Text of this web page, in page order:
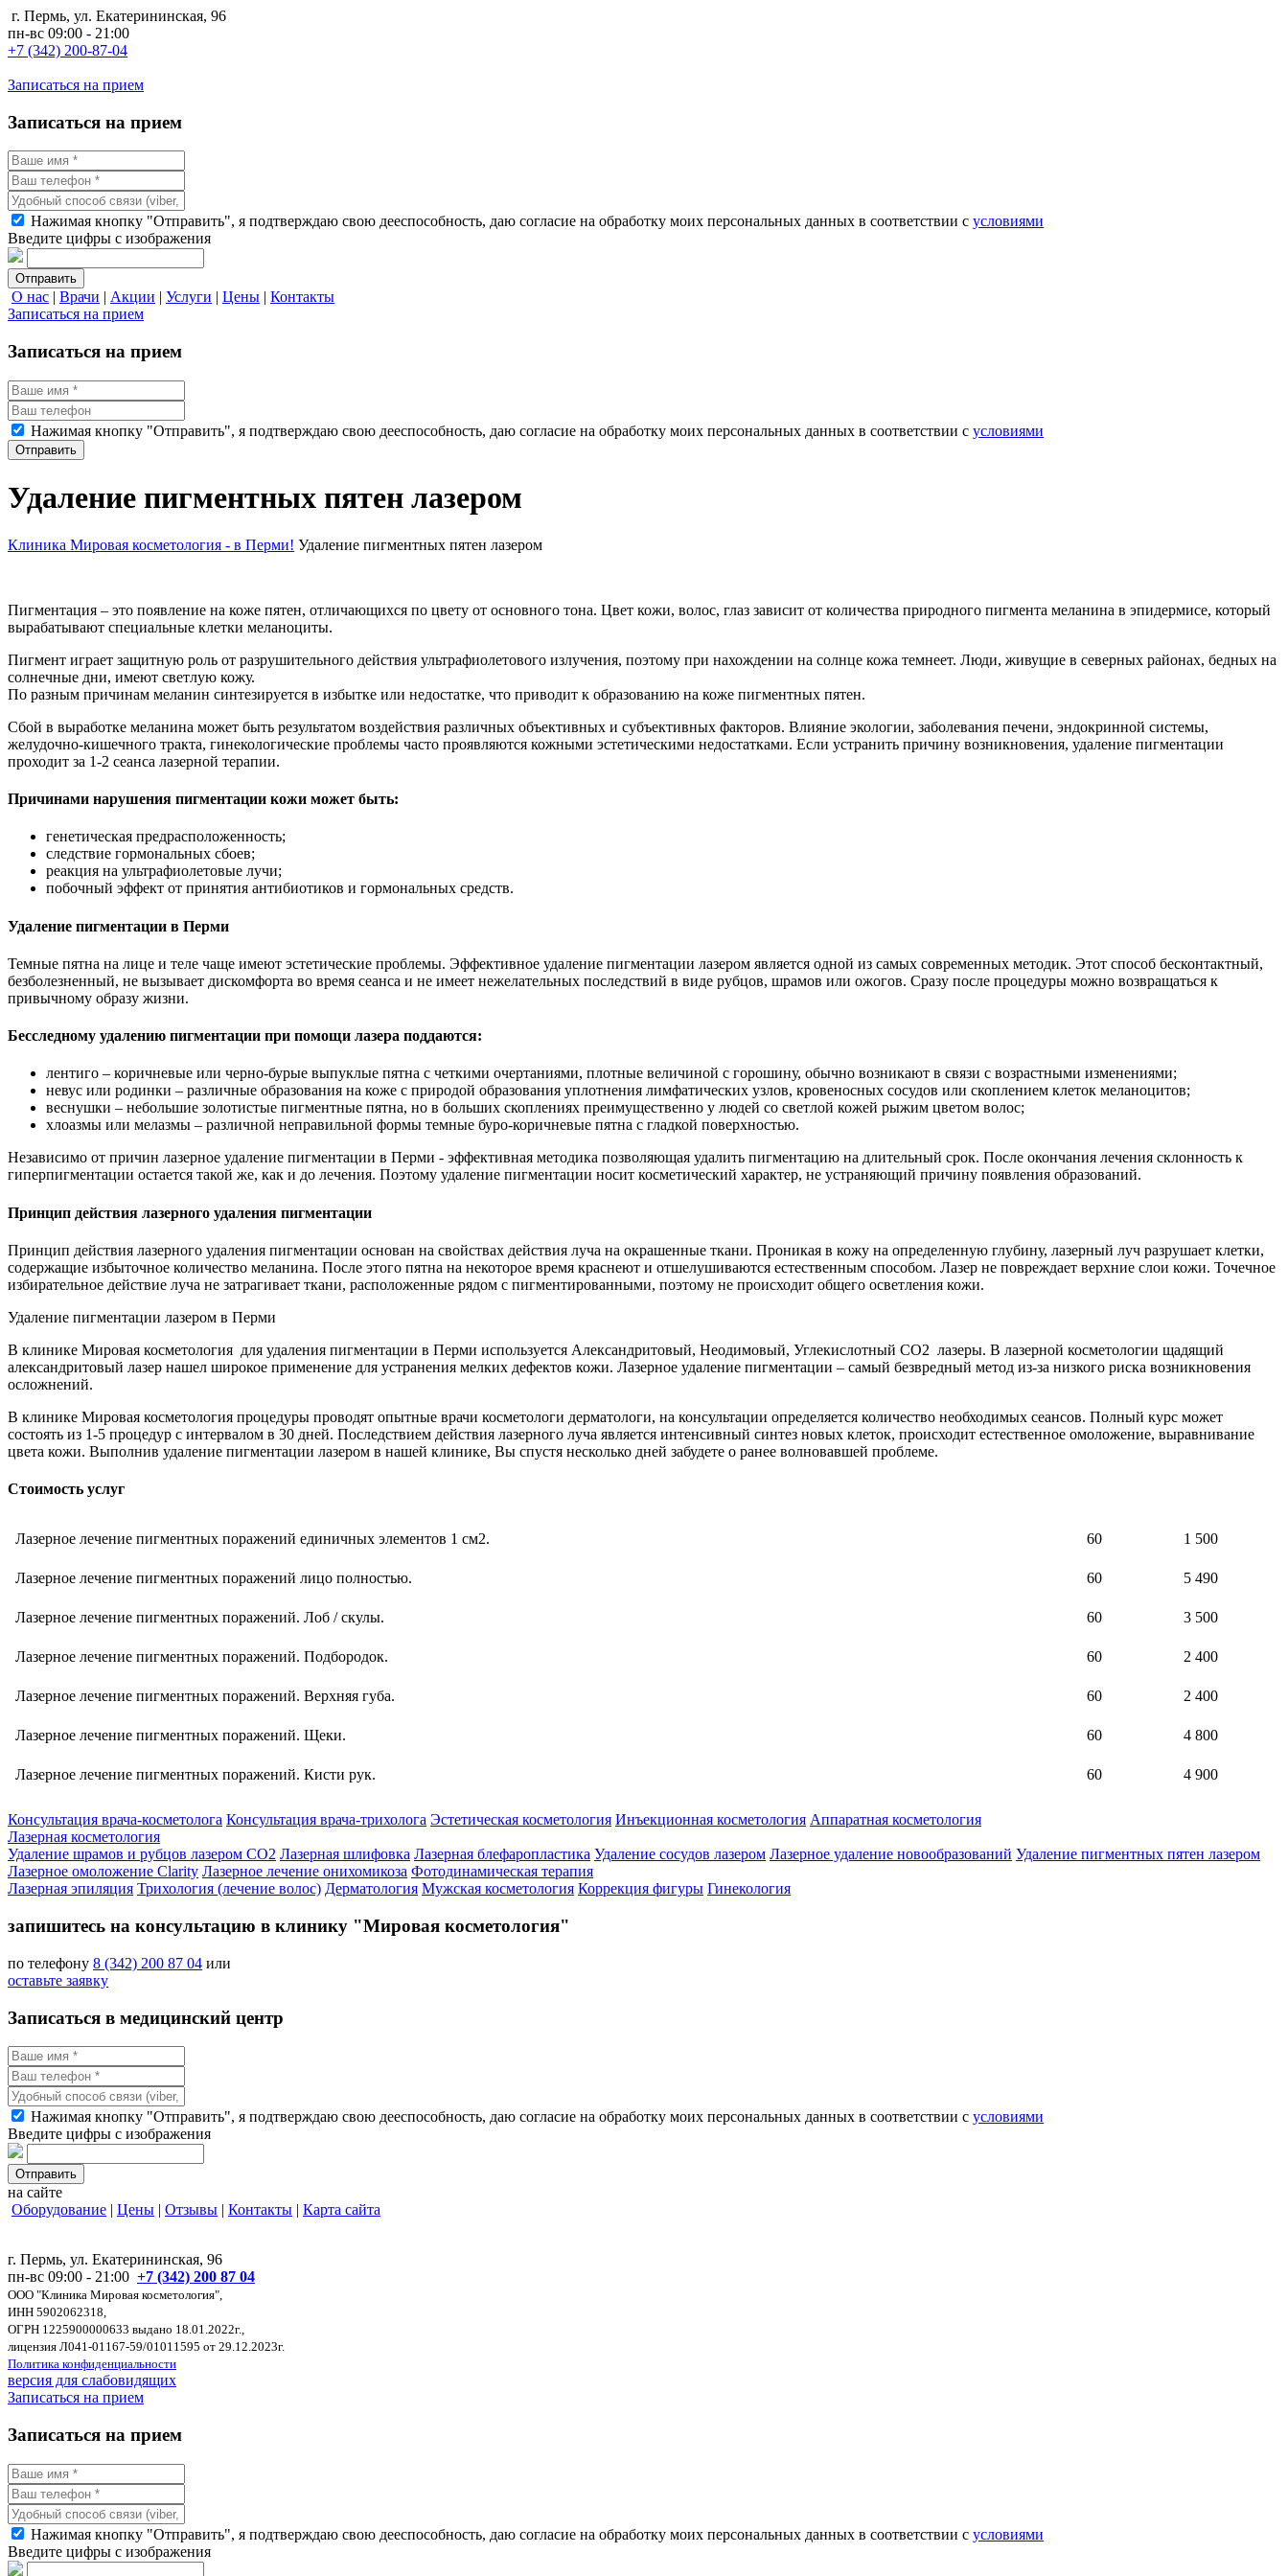
г. Пермь, ул. Екатерининская, 96
пн-вс 09:00 - 21:00
+7 (342) 200-87-04
Записаться на прием
Записаться на прием
Нажимая кнопку "Отправить", я подтверждаю свою дееспособность, даю согласие на обработку моих персональных данных в соответствии с условиями
Введите цифры с изображения
О нас | Врачи | Акции | Услуги | Цены | Контакты
Записаться на прием
Записаться на прием
Нажимая кнопку "Отправить", я подтверждаю свою дееспособность, даю согласие на обработку моих персональных данных в соответствии с условиями
Удаление пигментных пятен лазером
Клиника Мировая косметология - в Перми! Удаление пигментных пятен лазером
Пигментация – это появление на коже пятен, отличающихся по цвету от основного тона. Цвет кожи, волос, глаз зависит от количества природного пигмента меланина в эпидермисе, который
вырабатывают специальные клетки меланоциты.
Пигмент играет защитную роль от разрушительного действия ультрафиолетового излучения, поэтому при нахождении на солнце кожа темнеет. Люди, живущие в северных районах, бедных на
солнечные дни, имеют светлую кожу.
По разным причинам меланин синтезируется в избытке или недостатке, что приводит к образованию на коже пигментных пятен.
Сбой в выработке меланина может быть результатом воздействия различных объективных и субъективных факторов. Влияние экологии, заболевания печени, эндокринной системы,
желудочно-кишечного тракта, гинекологические проблемы часто проявляются кожными эстетическими недостатками. Если устранить причину возникновения, удаление пигментации
проходит за 1-2 сеанса лазерной терапии.
Причинами нарушения пигментации кожи может быть:
генетическая предрасположенность;
следствие гормональных сбоев;
реакция на ультрафиолетовые лучи;
побочный эффект от принятия антибиотиков и гормональных средств.
Удаление пигментации в Перми
Темные пятна на лице и теле чаще имеют эстетические проблемы. Эффективное удаление пигментации лазером является одной из самых современных методик. Этот способ бесконтактный,
безболезненный, не вызывает дискомфорта во время сеанса и не имеет нежелательных последствий в виде рубцов, шрамов или ожогов. Сразу после процедуры можно возвращаться к
привычному образу жизни.
Бесследному удалению пигментации при помощи лазера поддаются:
лентиго – коричневые или черно-бурые выпуклые пятна с четкими очертаниями, плотные величиной с горошину, обычно возникают в связи с возрастными изменениями;
невус или родинки – различные образования на коже с природой образования уплотнения лимфатических узлов, кровеносных сосудов или скоплением клеток меланоцитов;
веснушки – небольшие золотистые пигментные пятна, но в больших скоплениях преимущественно у людей со светлой кожей рыжим цветом волос;
хлоазмы или мелазмы – различной неправильной формы темные буро-коричневые пятна с гладкой поверхностью.
Независимо от причин лазерное удаление пигментации в Перми - эффективная методика позволяющая удалить пигментацию на длительный срок. После окончания лечения склонность к
гиперпигментации остается такой же, как и до лечения. Поэтому удаление пигментации носит косметический характер, не устраняющий причину появления образований.
Принцип действия лазерного удаления пигментации
Принцип действия лазерного удаления пигментации основан на свойствах действия луча на окрашенные ткани. Проникая в кожу на определенную глубину, лазерный луч разрушает клетки,
содержащие избыточное количество меланина. После этого пятна на некоторое время краснеют и отшелушиваются естественным способом. Лазер не повреждает верхние слои кожи. Точечное
избирательное действие луча не затрагивает ткани, расположенные рядом с пигментированными, поэтому не происходит общего осветления кожи.
Удаление пигментации лазером в Перми
В клинике Мировая косметология для удаления пигментации в Перми используется Александритовый, Неодимовый, Углекислотный СО2 лазеры. В лазерной косметологии щадящий
александритовый лазер нашел широкое применение для устранения мелких дефектов кожи. Лазерное удаление пигментации – самый безвредный метод из-за низкого риска возникновения
осложнений.
В клинике Мировая косметология процедуры проводят опытные врачи косметологи дерматологи, на консультации определяется количество необходимых сеансов. Полный курс может
состоять из 1-5 процедур с интервалом в 30 дней. Последствием действия лазерного луча является интенсивный синтез новых клеток, происходит естественное омоложение, выравнивание
цвета кожи. Выполнив удаление пигментации лазером в нашей клинике, Вы спустя несколько дней забудете о ранее волновавшей проблеме.
Стоимость услуг
Лазерное лечение пигментных поражений единичных элементов 1 см2. 60 1 500
Лазерное лечение пигментных поражений лицо полностью. 60 5 490
Лазерное лечение пигментных поражений. Лоб / скулы. 60 3 500
Лазерное лечение пигментных поражений. Подбородок. 60 2 400
Лазерное лечение пигментных поражений. Верхняя губа. 60 2 400
Лазерное лечение пигментных поражений. Щеки. 60 4 800
Лазерное лечение пигментных поражений. Кисти рук. 60 4 900
Консультация врача-косметолога Консультация врача-трихолога Эстетическая косметология Инъекционная косметология Аппаратная косметология
Лазерная косметология
Удаление шрамов и рубцов лазером СО2 Лазерная шлифовка Лазерная блефаропластика Удаление сосудов лазером Лазерное удаление новообразований Удаление пигментных пятен лазером
Лазерное омоложение Clarity Лазерное лечение онихомикоза Фотодинамическая терапия
Лазерная эпиляция Трихология (лечение волос) Дерматология Мужская косметология Коррекция фигуры Гинекология
запишитесь на консультацию в клинику "Мировая косметология"
по телефону 8 (342) 200 87 04 или
оставьте заявку
Записаться в медицинский центр
Нажимая кнопку "Отправить", я подтверждаю свою дееспособность, даю согласие на обработку моих персональных данных в соответствии с условиями
Введите цифры с изображения
на сайте
Оборудование | Цены | Отзывы | Контакты | Карта сайта
г. Пермь, ул. Екатерининская, 96
пн-вс 09:00 - 21:00 +7 (342) 200 87 04
ООО "Клиника Мировая косметология",
ИНН 5902062318,
ОГРН 1225900000633 выдано 18.01.2022г.,
лицензия Л041-01167-59/01011595 от 29.12.2023г.
Политика конфиденциальности
версия для слабовидящих
Записаться на прием
Записаться на прием
Нажимая кнопку "Отправить", я подтверждаю свою дееспособность, даю согласие на обработку моих персональных данных в соответствии с условиями
Введите цифры с изображения